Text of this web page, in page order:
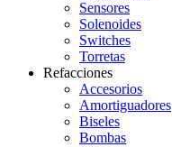
Sensores
Solenoides
Switches
Torretas
Refacciones
Accesorios
Amortiguadores
Biseles
Bombas